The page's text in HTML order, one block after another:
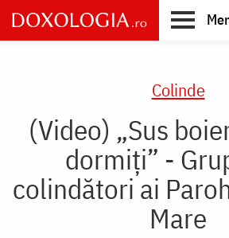
Skip
to
main
Colinde
(Video) „Sus
dormiți” -
colindători ai
Mare